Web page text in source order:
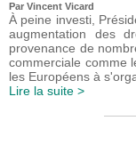
Par Vincent Vicard
À peine investi,
augmentation des
provenance de
commerciale comme
les Européens à
Lire la suite >